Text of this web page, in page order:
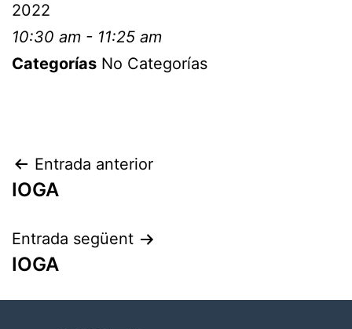
2022
10:30 am - 11:25 am
Categorías No Categorías
Entrada anterior
IOGA
Entrada següent
IOGA